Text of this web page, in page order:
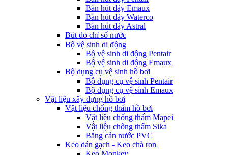
Bàn hút đáy Emaux
Bàn hút đáy Waterco
Bàn hút đáy Astral
Bút đo chỉ số nước
Bộ vệ sinh di động
Bộ vệ sinh di động Pentair
Bộ vệ sinh di động Emaux
Bộ dụng cụ vệ sinh hồ bơi
Bộ dụng cụ vệ sinh Pentair
Bộ dụng cụ vệ sinh Emaux
Vật liệu xây dựng hồ bơi
Vật liệu chống thấm hồ bơi
Vật liệu chống thấm Mapei
Vật liệu chống thấm Sika
Băng cản nước PVC
Keo dán gạch - Keo chà ron